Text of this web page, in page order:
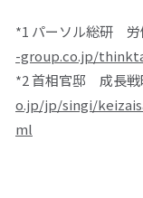
*1 パーソル総研 労
-group.co.jp/
*2 首相官邸 成長戦
o.jp/jp/singi/
ml